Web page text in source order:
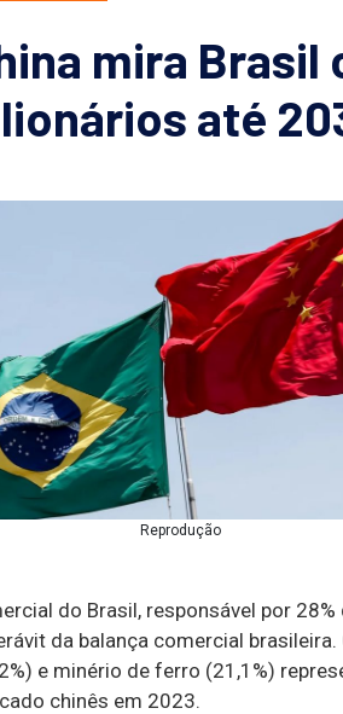
mira
até
Reprodução
do Brasil, responsável por
da balança comercial
e minério de ferro (21,1%)
chinês em 2023.